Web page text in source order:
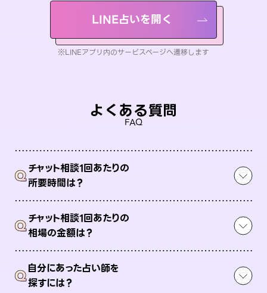
LINE占いを開く
※LINEアプリ内のサービスページへ遷移します
よくある質問
FAQ
Qチャット相談1回あたりの
所要時間は？
Qチャット相談1回あたりの
相場の金額は？
Q自分にあった占い師を
探すには？